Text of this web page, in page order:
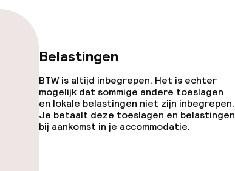
Belastingen
BTW is altijd inbegrepen. Het is echter
mogelijk dat sommige andere toeslagen
en lokale belastingen niet zijn inbegrepen.
Je betaalt deze toeslagen en belastingen
bij aankomst in je accommodatie.